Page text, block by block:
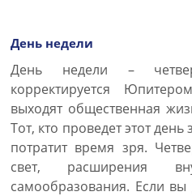
День недели
День недели –
корректируется
выходят общественная
Тот, кто проведет этот
потратит время зря.
свет, расширения
самообразования. Если